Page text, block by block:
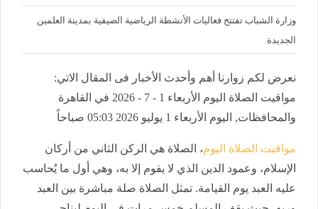
وزارة الشباب تفتتح فعاليات الأنشطة الرياضية الصيفية بمدينة العلمين
الجديدة
نعرض لكم زوارنا أهم وأحدث الأخبار فى المقال الاتي:
مواقيت الصلاة اليوم الأربعاء 1 - 7 - 2026 في القاهرة
والمحافظات, اليوم الأربعاء 1 يوليو 2026 05:03 صباحاً
مواقيت الصلاة اليوم، الصلاة هي الركن الثاني من أركان
الإسلام، وعمود الدين الذي لا يقوم إلا به، وهي أول ما يُحاسب
عليه العبد يوم القيامة. تمثل الصلاة صلة مباشرة بين العبد